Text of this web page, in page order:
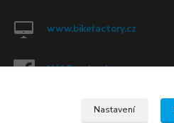
www.bikefactory.cz
Náš Facebook »
Nastavení